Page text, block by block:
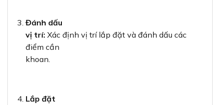
Đánh dấu
vị trí: Xác định vị trí lắp đặt và đánh dấu các
điểm cần
khoan.
Lắp đặt